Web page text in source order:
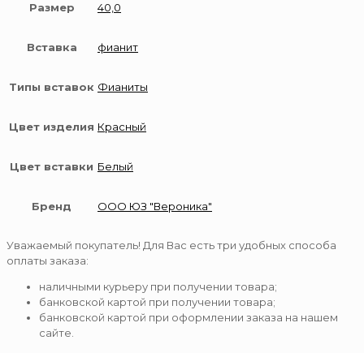
Размер 40,0
Вставка фианит
Типы вставок Фианиты
Цвет изделия Красный
Цвет вставки Белый
Бренд ООО ЮЗ "Вероника"
Уважаемый покупатель! Для Вас есть три удобных способа
оплаты заказа:
наличными курьеру при получении товара;
банковской картой при получении товара;
банковской картой при оформлении заказа на нашем
сайте.